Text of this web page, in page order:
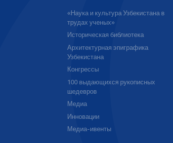
«Наука и культура Узбекистана в
трудах ученых»
Историческая библиотека
Архитектурная эпиграфика
Узбекистана
Конгрессы
100 выдающихся рукописных
шедевров
Медиа
Инновации
Медиа-ивенты